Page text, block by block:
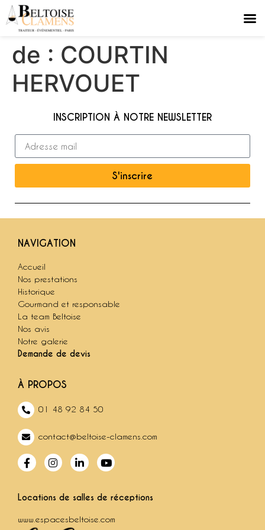
de : COURTIN
HERVOUET
INSCRIPTION À NOTRE NEWSLETTER
S'inscrire
NAVIGATION
Accueil
Nos prestations
Historique
Gourmand et responsable
La team Beltoise
Nos avis
Notre galerie
Demande de devis
À PROPOS
01 48 92 84 50
contact@beltoise-clamens.com
Locations de salles de réceptions
www.espacesbeltoise.com